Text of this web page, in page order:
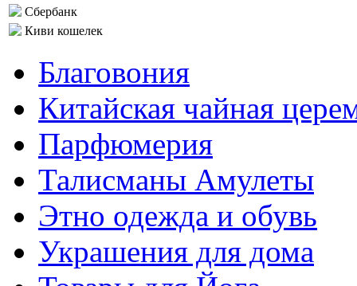
Сбербанк
Киви кошелек
Благовония
Китайская чайная
Парфюмерия
Талисманы Амулеты
Этно одежда и обувь
Украшения для дома